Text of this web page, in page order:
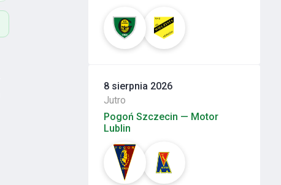
8 sierpnia 2026
Jutro
Pogoń Szczecin — Motor
Lublin